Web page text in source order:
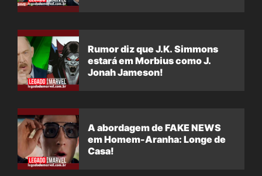
Rumor diz que J.K. Simmons
estará em Morbius como J.
Jonah Jameson!
A abordagem de FAKE NEWS
em Homem-Aranha: Longe de
Casa!